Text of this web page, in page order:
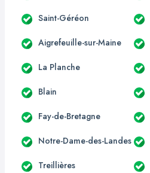
Saint-Géréon
Aigrefeuille-sur-Maine
La Planche
Blain
Fay-de-Bretagne
Notre-Dame-des-Landes
Treillières